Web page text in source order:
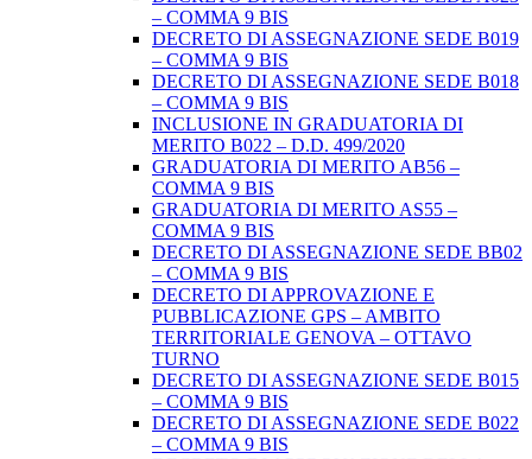
– COMMA 9 BIS
DECRETO DI ASSEGNAZIONE SEDE B019
– COMMA 9 BIS
DECRETO DI ASSEGNAZIONE SEDE B018
– COMMA 9 BIS
INCLUSIONE IN GRADUATORIA DI
MERITO B022 – D.D. 499/2020
GRADUATORIA DI MERITO AB56 –
COMMA 9 BIS
GRADUATORIA DI MERITO AS55 –
COMMA 9 BIS
DECRETO DI ASSEGNAZIONE SEDE BB02
– COMMA 9 BIS
DECRETO DI APPROVAZIONE E
PUBBLICAZIONE GPS – AMBITO
TERRITORIALE GENOVA – OTTAVO
TURNO
DECRETO DI ASSEGNAZIONE SEDE B015
– COMMA 9 BIS
DECRETO DI ASSEGNAZIONE SEDE B022
– COMMA 9 BIS